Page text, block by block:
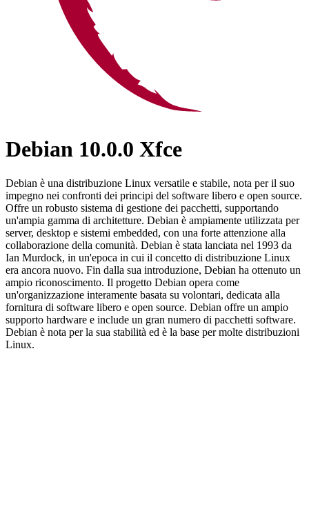
Debian 10.0.0 Xfce
Debian è una distribuzione Linux versatile e stabile, nota per il suo
impegno nei confronti dei principi del software libero e open source.
Offre un robusto sistema di gestione dei pacchetti, supportando
un'ampia gamma di architetture. Debian è ampiamente utilizzata per
server, desktop e sistemi embedded, con una forte attenzione alla
collaborazione della comunità. Debian è stata lanciata nel 1993 da
Ian Murdock, in un'epoca in cui il concetto di distribuzione Linux
era ancora nuovo. Fin dalla sua introduzione, Debian ha ottenuto un
ampio riconoscimento. Il progetto Debian opera come
un'organizzazione interamente basata su volontari, dedicata alla
fornitura di software libero e open source. Debian offre un ampio
supporto hardware e include un gran numero di pacchetti software.
Debian è nota per la sua stabilità ed è la base per molte distribuzioni
Linux.